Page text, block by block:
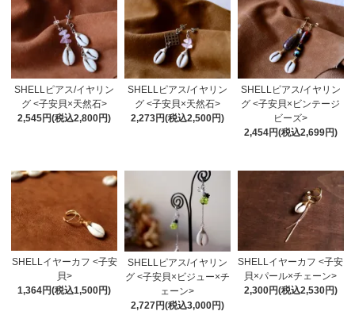
SHELLピアス/イヤリン
グ <子安貝×天然石>
2,545円(税込2,800円)
SHELLピアス/イヤリン
グ <子安貝×天然石>
2,273円(税込2,500円)
SHELLピアス/イヤリン
グ <子安貝×ビンテージ
ビーズ>
2,454円(税込2,699円)
SHELLイヤーカフ <子安
貝>
1,364円(税込1,500円)
SHELLピアス/イヤリン
グ <子安貝×ビジュー×チ
ェーン>
2,727円(税込3,000円)
SHELLイヤーカフ <子安
貝×パール×チェーン>
2,300円(税込2,530円)